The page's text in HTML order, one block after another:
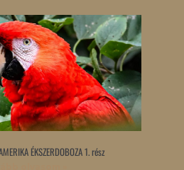
ÉKSZERDOBOZA 1. rész